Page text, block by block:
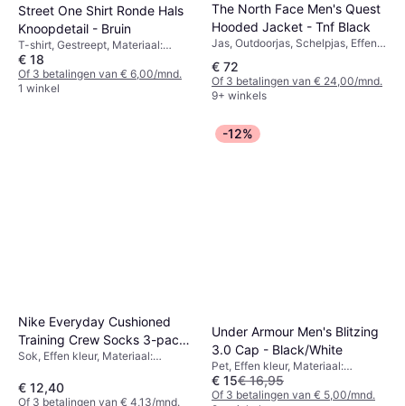
Street One Shirt Ronde Hals
Knoopdetail - Bruin
T-shirt, Gestreept, Materiaal:
Katoen
€ 18
Of 3 betalingen van € 6,00/mnd.
1 winkel
The North Face Men's Quest
Hooded Jacket - Tnf Black
Jas, Outdoorjas, Schelpjas, Effen
Polyester, Zakken, Capuchon,
Waterafstotend, Ademend,
Verstelbaar, Winddicht, Waterdicht
€ 72
Of 3 betalingen van € 24,00/mnd.
9+ winkels
Nike Everyday Cushioned
Training Crew Socks 3-pack
- White/Black
Sok, Effen kleur, Materiaal:
Elastaan/Lycra/Spandex, Katoen,
Ademend
€ 12,40
Of 3 betalingen van € 4,13/mnd.
-12%
Under Armour Men's Blitzing
3.0 Cap - Black/White
Pet, Effen kleur, Materiaal:
Polyester, Rekbaar
€ 15€ 16,95
Of 3 betalingen van € 5,00/mnd.